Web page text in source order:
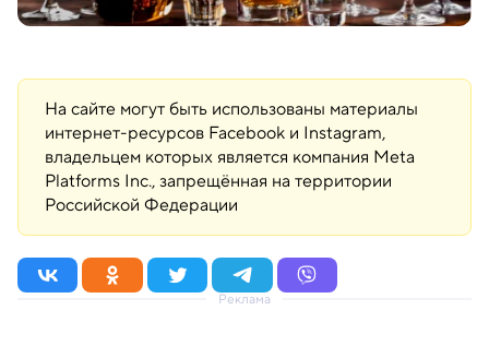
На сайте могут быть использованы материалы
интернет-ресурсов Facebook и Instagram,
владельцем которых является компания Meta
Platforms Inc., запрещённая на территории
Российской Федерации
Реклама